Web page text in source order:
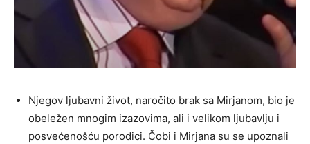
Njegov ljubavni život, naročito brak sa Mirjanom, bio je
obeležen mnogim izazovima, ali i velikom ljubavlju i
posvećenošću porodici. Čobi i Mirjana su se upoznali